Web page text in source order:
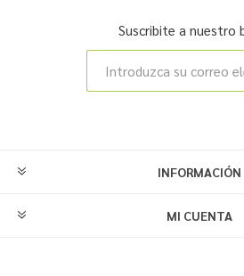
Suscribite a nuestro
INFORMACIÓN
MI CUENTA